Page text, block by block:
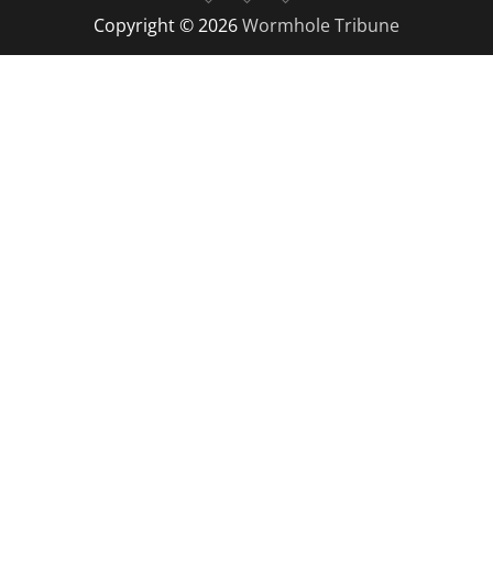
Copyright © 2026Wormhole Tribune